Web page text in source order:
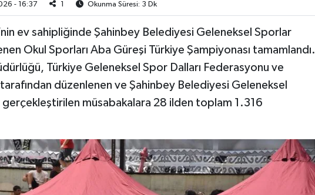
- 16:37 Okunma Süresi: 3 Dk
ev sahipliğinde Şahinbey Belediyesi Geleneksel Sporlar
Okul Sporları Aba Güreşi Türkiye Şampiyonası tamamlandı.
Türkiye Geleneksel Spor Dalları Federasyonu ve
düzenlenen ve Şahinbey Belediyesi Geleneksel
müsabakalara 28 ilden toplam 1.316